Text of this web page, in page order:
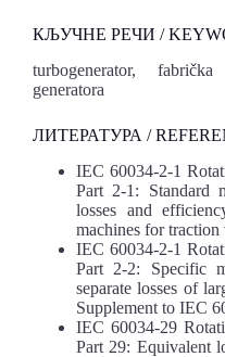
КЉУЧНЕ РЕЧИ /
turbogenerator,
generatora
ЛИТЕРАТУРА /
IEC 60034-2-1
Part 2-1: Standard
losses and
machines for traction
IEC 60034-2-1
Part 2-2: Specific
separate losses of
Supplement to IEC
IEC 60034-29
Part 29: Equivalent